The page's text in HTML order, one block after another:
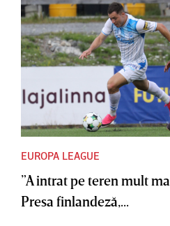
EUROPA LEAGUE
”A intrat pe teren mult
Presa finlandeză,...